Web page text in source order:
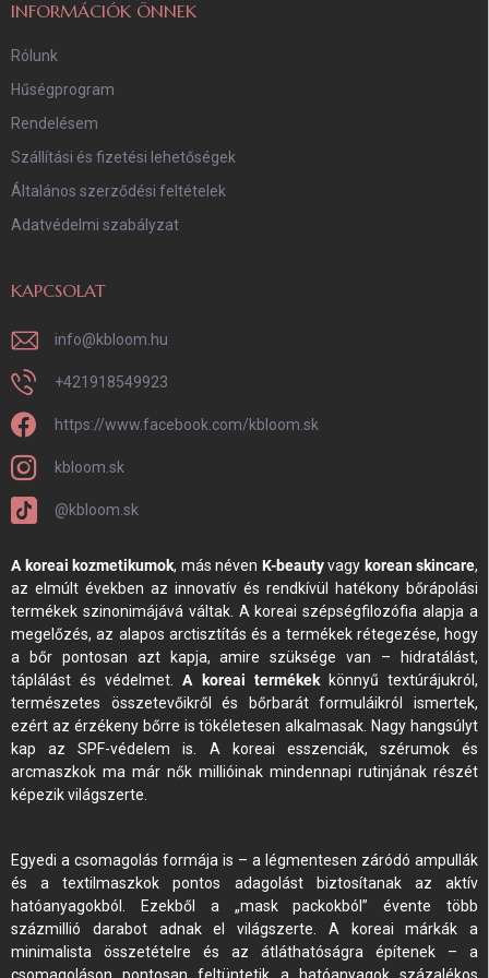
INFORMÁCIÓK ÖNNEK
Rólunk
Hűségprogram
Rendelésem
Szállítási és fizetési lehetőségek
Általános szerződési feltételek
Adatvédelmi szabályzat
KAPCSOLAT
info@kbloom.hu
+421918549923
https://www.facebook.com/kbloom.sk
kbloom.sk
@kbloom.sk
A koreai kozmetikumok, más néven K-beautyvagy korean skincare,
az elmúlt években az innovatív és rendkívül hatékony bőrápolási
termékek szinonimájává váltak. A koreai szépségfilozófia alapja a
megelőzés, az alapos arctisztítás és a termékek rétegezése, hogy
a bőr pontosan azt kapja, amire szüksége van – hidratálást,
táplálást és védelmet.A koreai termékekkönnyű textúrájukról,
természetes összetevőikről és bőrbarát formuláikról ismertek,
ezért az érzékeny bőrre is tökéletesen alkalmasak. Nagy hangsúlyt
kap az SPF-védelem is. A koreai esszenciák, szérumok és
arcmaszkok ma már nők millióinak mindennapi rutinjának részét
képezik világszerte.
Egyedi a csomagolás formája is – a légmentesen záródó ampullák
és a textilmaszkok pontos adagolást biztosítanak az aktív
hatóanyagokból. Ezekből a „mask packokból” évente több
százmillió darabot adnak el világszerte. A koreai márkák a
minimalista összetételre és az átláthatóságra építenek – a